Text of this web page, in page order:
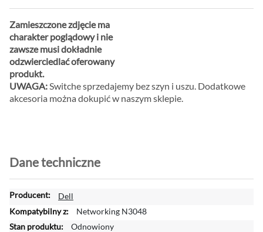
Zamieszczone zdjęcie ma
charakter poglądowy i nie
zawsze musi dokładnie
odzwierciedlać oferowany
produkt.
UWAGA:Switche sprzedajemy bez szyn i uszu. Dodatkowe
akcesoria można dokupić w naszym sklepie.
Dane techniczne
W
i
Dell
Networking N3048
Odnowiony